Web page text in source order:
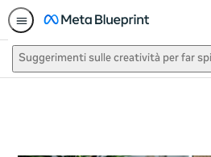
Suggerimenti sulle creatività per far